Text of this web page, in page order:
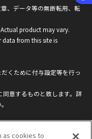
、データ等の無断転用、転
product may vary.
from this site is
くために付与設定等を行っ
意するものと致します。詳
as cookies to